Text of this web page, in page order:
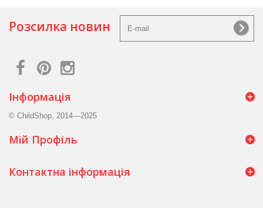
Розсилка новин
Інформація
© ChildShop, 2014—2025
Мій Профіль
Контактна інформація